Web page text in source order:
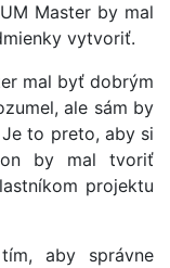
Master by mal
vytvoriť.
mal byť dobrým
ale sám by
to preto, aby si
by mal tvoriť
projektu
aby správne